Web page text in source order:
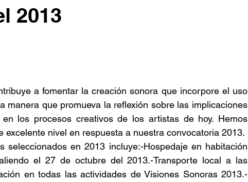
2013
a fomentar la creación sonora que incorpore el uso
manera que promueva la reflexión sobre las implicaciones
los procesos creativos de los artistas de hoy. Hemos
excelente nivel en respuesta a nuestra convocatoria 2013.
seleccionados en 2013 incluye:-Hospedaje en habitación
el 27 de octubre del 2013.-Transporte local a las
en todas las actividades de Visiones Sonoras 2013.-